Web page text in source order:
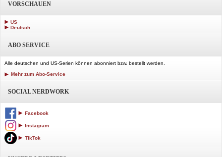
VORSCHAUEN
US
Deutsch
ABO SERVICE
Alle deutschen und US-Serien können abonniert bzw. bestellt werden.
Mehr zum Abo-Service
SOCIAL NERDWORK
Facebook
Instagram
TikTok